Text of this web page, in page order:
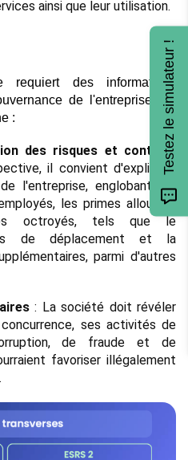
ainsi que leur utilisation.
requiert des informations
de l'entreprise, en
:
des risques et contrôle
il convient d'expliciter
l'entreprise, englobant les
les primes allouées,
octroyés, tels que le
de déplacement et la
parmi d'autres
: La société doit révéler
ses activités de
de fraude et de
favoriser illégalement
Testez le simulateur !